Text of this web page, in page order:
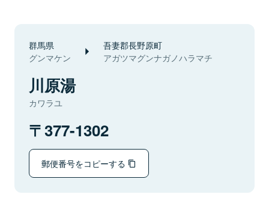
群馬県
グンマケン
吾妻郡長野原町
アガツマグンナガノハラマチ
川原湯
カワラユ
377-1302
郵便番号をコピーする